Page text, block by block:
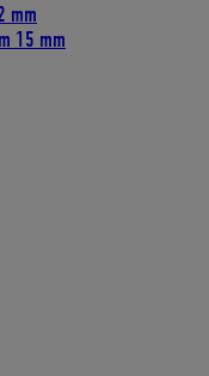
mm
15 mm